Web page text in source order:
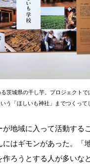
茨城県の干し芋。プロジェクトで
う「ほしいも神社」までつくって
が地域に入って活動する
にはギモンがあった。「
作ろうとする人が多いな